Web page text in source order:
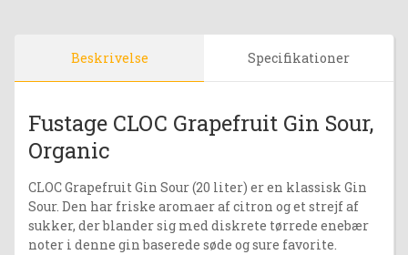
Beskrivelse Specifikationer
Fustage CLOC Grapefruit Gin Sour,
Organic
CLOC Grapefruit Gin Sour (20 liter) er en klassisk Gin
Sour. Den har friske aromaer af citron og et strejf af
sukker, der blander sig med diskrete tørrede enebær
noter i denne gin baserede søde og sure favorite.